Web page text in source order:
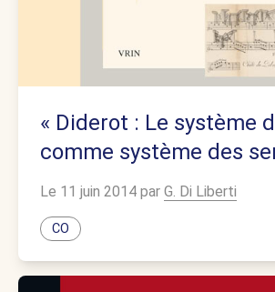
« Diderot : Le système
comme système des
Le 11 juin 2014 par G. Di Liberti
CO